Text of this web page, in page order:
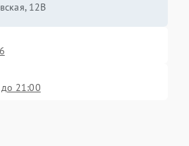
12В
21:00